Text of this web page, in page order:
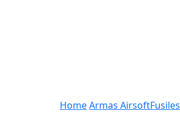
HomeArmas AirsoftFusiles